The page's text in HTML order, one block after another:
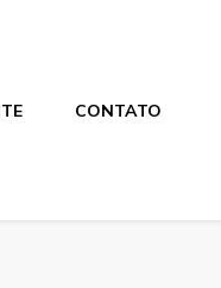
CONTATO